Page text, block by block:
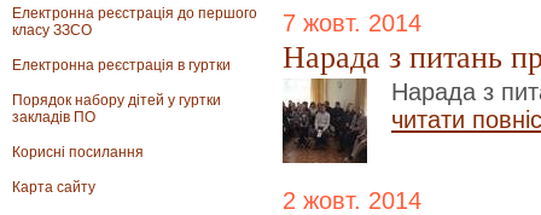
Електронна реєстрація до першого
класу ЗЗСО
Електронна реєстрація в гуртки
Порядок набору дітей у гуртки
закладів ПО
Корисні посилання
Карта сайту
7 жовт. 2014
Нарада з питань
Нарада з
читати
2 жовт. 2014